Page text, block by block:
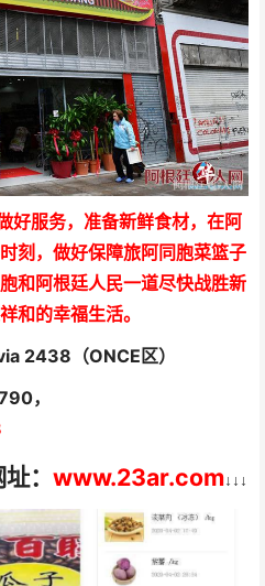
好服务，准备新鲜食材，在阿
刻，做好保障旅阿同胞菜篮子
和阿根廷人民一道尽快战胜新
和的幸福生活。
2438（ONCE区）
，
： www.23ar.com↓ ↓ ↓